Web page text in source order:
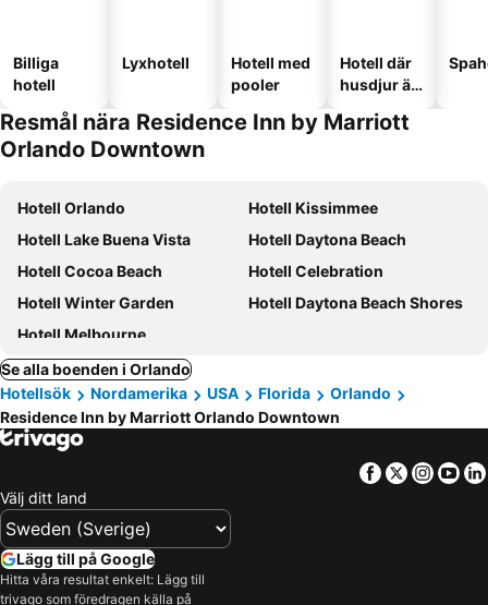
Billiga
hotell
Lyxhotell
Hotell med
pooler
Hotell där
husdjur är
Resmål nära Residence Inn by Marriott
Orlando Downtown
Hotell Orlando
Hotell Kissimmee
Hotell Lake Buena Vista
Hotell Daytona Beach
Hotell Cocoa Beach
Hotell Celebration
Hotell Winter Garden
Hotell Daytona Beach Shores
Hotell Melbourne
Se alla boenden i Orlando
Hotellsök
Nordamerika USA Florida
Orlando
Residence Inn by Marriott Orlando Downtown
Facebook
Twitter
Välj ditt land
Lägg till på Google
Hitta våra resultat enkelt: Lägg till
trivago som föredragen källa på